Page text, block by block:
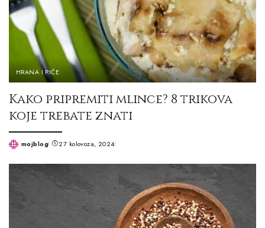
HRANA I PIĆE
Kako pripremiti mlince? 8 trikova
koje trebate znati
Postedmojblog 27 kolovoza, 2024